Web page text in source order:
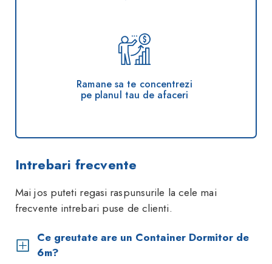
Ramane sa te concentrezi
pe planul tau de afaceri
Intrebari frecvente
Mai jos puteti regasi raspunsurile la cele mai
frecvente intrebari puse de clienti.
Ce greutate are un Container Dormitor de
6m?